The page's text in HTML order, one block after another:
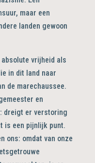
maar een
landen gewoon
vrijheid als
in dit land naar
de marechaussee.
en
dreigt er verstoring
is een pijnlijk punt.
ons: omdat van onze